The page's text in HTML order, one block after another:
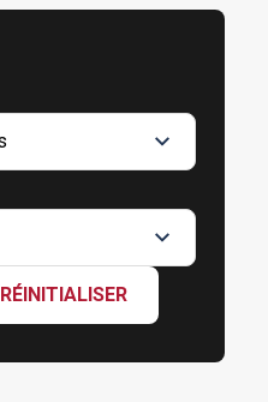
RÉINITIALISER